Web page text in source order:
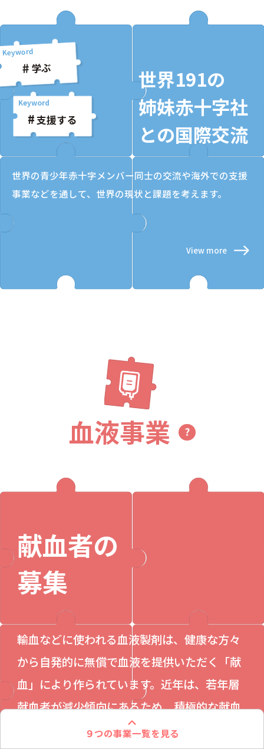
世界191の
姉妹赤十字社
との国際交流
世界の青少年赤十字メンバー同士の交流や海外での支援
事業などを通して、世界の現状と課題を考えます。
View more
学ぶ
支援する
血液事業 ?
献血者の
募集
輸血などに使われる血液製剤は、健康な方々
から自発的に無償で血液を提供いただく「献
血」により作られています。近年は、若年層
献血者が減少傾向にあるため、積極的な献血
推進活動を実施しています。
９つの事業一覧を見る